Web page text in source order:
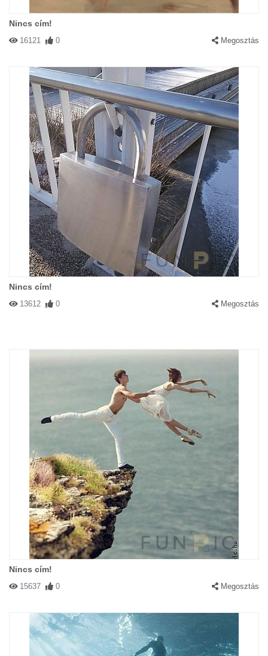
Nincs cím!
16121 0 Megosztás
Nincs cím!
13612 0 Megosztás
Nincs cím!
15637 0 Megosztás